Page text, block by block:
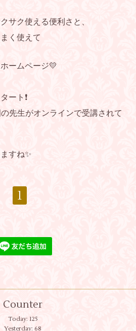
サク使える便利さと、
く使えて
ームページ💛
ート❗
先生がオンラインで受講されて
すね✨
1
Counter
Today: 125
Yesterday: 68